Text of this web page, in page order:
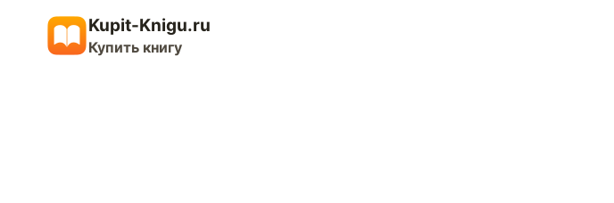
содержимому
Kupit-Knigu.ru
Купить книгу